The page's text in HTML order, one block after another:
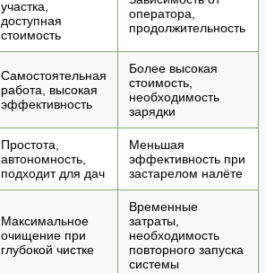
участка,
доступная
стоимость
оператора,
продолжительность
Самостоятельная
работа, высокая
эффективность
Более высокая
стоимость,
необходимость
зарядки
Простота,
автономность,
подходит для дач
Меньшая
эффективность при
застарелом налёте
Максимальное
очищение при
глубокой чистке
Временные
затраты,
необходимость
повторного запуска
системы